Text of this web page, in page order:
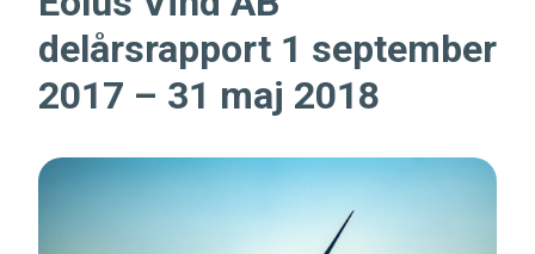
delårsrapport 1 september
2017 – 31 maj 2018